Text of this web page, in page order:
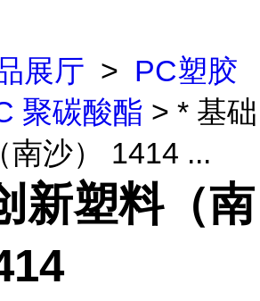
展厅 > PC塑胶
聚碳酸酯 > * 基础
南沙） 1414 ...
新塑料（南